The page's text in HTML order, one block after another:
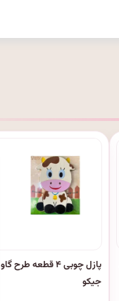
پازل چوبی ۴ قطعه طرح گاو
جیکو